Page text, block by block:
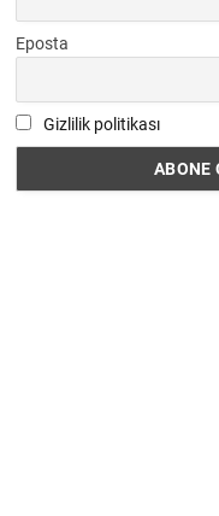
Eposta
Gizlilik politikası